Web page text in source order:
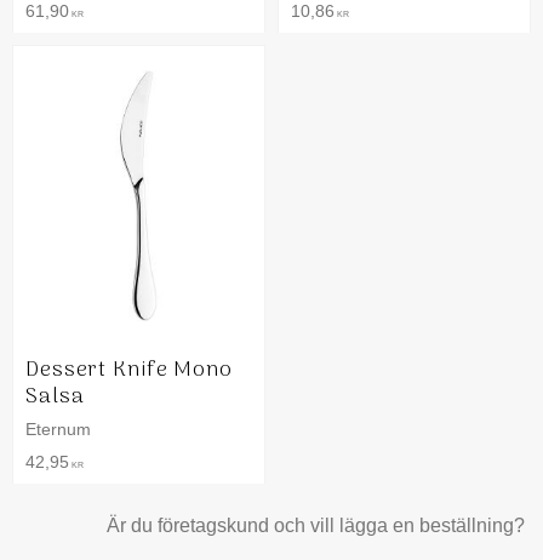
61,90 KR
10,86 KR
Dessert Knife Mono
Salsa
Eternum
42,95 KR
Är du företagskund och vill lägga en beställning?